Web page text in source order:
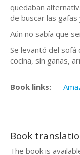
quedaban
de buscar las
Aún no sabía que
Se levantó del sofá
cocina, sin ganas,
Book links:
Book
The book is